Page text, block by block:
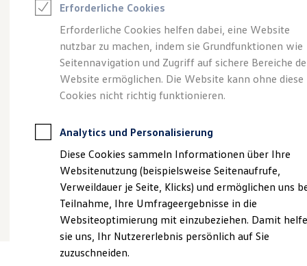
Leasing
Leasing-Angebote
Gebrauchtwagen Leasing
Junge Gebrauchtwagen-Leasing
Elektroauto Leasing
Kleinwagen-Leasing
Leasing ohne Anzahlung
Finanzierung
Kfz-Versicherung
Restschuldversicherungen
Garantien
Wartungsverträge
Geschäftskunden
Professional Class bei Volkswagen
Großkunden
Behörden
Direktkunden
Sonderfahrzeuge
Anpfiff zum Gewinn
Angebot gültig bis 30.09.2026
Der Polo Life
Ab 145,18 €mtl. leasen für Privatkunden | 998,95 €
Sonderzahlung | 48 Monate Laufzeit | Jährliche
Fahrleistung: 10.000 km
Details ansehen
Erforderliche Cookies
Erforderliche Cookies helfen dabei, eine Website
nutzbar zu machen, indem sie Grundfunktionen wie
Seitennavigation und Zugriff auf sichere Bereiche
Website ermöglichen. Die Website kann ohne diese
Cookies nicht richtig funktionieren.
Analytics und Personalisierung
Diese Cookies sammeln Informationen über Ihre
Websitenutzung (beispielsweise Seitenaufrufe,
Verweildauer je Seite, Klicks) und ermöglichen uns
Teilnahme, Ihre Umfrageergebnisse in die
Websiteoptimierung mit einzubeziehen. Damit
sie uns, Ihr Nutzererlebnis persönlich auf Sie
zuzuschneiden.